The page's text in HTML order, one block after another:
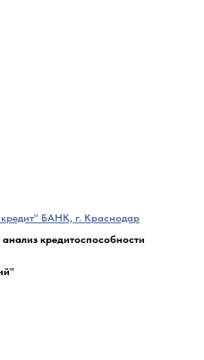
БАНК, г. Краснодар
кредитоспособности
"